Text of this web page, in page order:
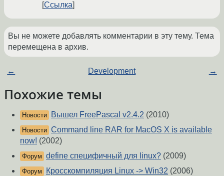
Ссылка
Вы не можете добавлять комментарии в эту тему. Тема
перемещена в архив.
← Development →
Похожие темы
Новости Вышел FreePascal v2.4.2 (2010)
Новости Command line RAR for MacOS X is available
now! (2002)
Форум define специфичный для linux? (2009)
Форум Кросскомпиляция Linux -> Win32 (2006)